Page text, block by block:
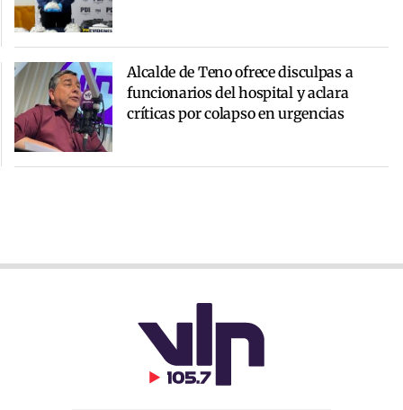
Alcalde de Teno ofrece disculpas a
funcionarios del hospital y aclara
críticas por colapso en urgencias